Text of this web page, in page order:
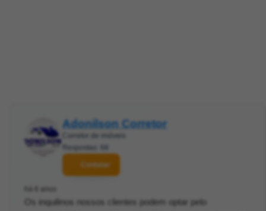
Adonilson Corretor
Corretor de imóveis
Respostas: 68
Contatar
há 6 anos
Os inquilinos nossos clientes podem optar pelo